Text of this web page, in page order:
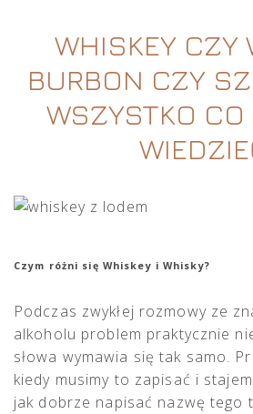
WHISKEY CZY
BURBON CZY
WSZYSTKO
Czym różni się Whiskey i Whisky?
Podczas zwykłej rozmowy ze
alkoholu problem praktycznie
słowa wymawia się tak samo.
kiedy musimy to zapisać i
jak dobrze napisać nazwę tego